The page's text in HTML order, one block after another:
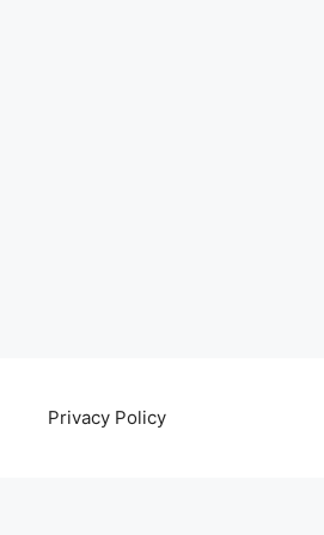
Privacy Policy